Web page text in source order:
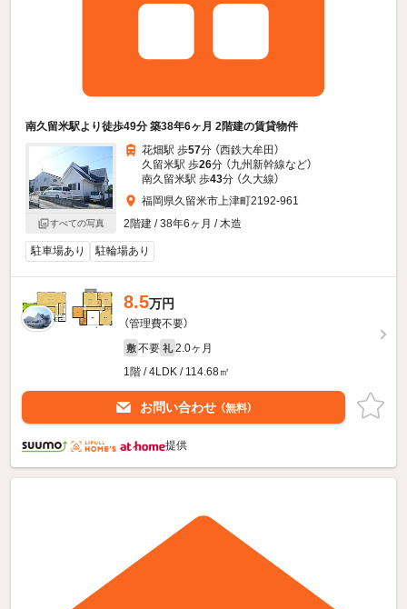
南久留米駅より徒歩49分 築38年6ヶ月 2階建の賃貸物件
すべての写真
花畑駅 歩57分 （西鉄大牟田）
久留米駅 歩26分 （九州新幹線など）
南久留米駅 歩43分 （久大線）
福岡県久留米市上津町2192-961
2階建 / 38年6ヶ月 / 木造
駐車場あり 駐輪場あり
8.5万円
（管理費不要）
敷 不要 礼 2.0ヶ月
1階 / 4LDK / 114.68㎡
お問い合わせ （無料）
提供